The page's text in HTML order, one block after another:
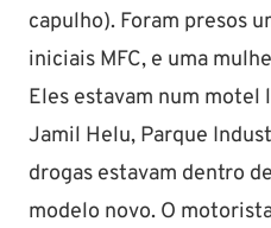
capulho). Foram presos
iniciais MFC, e uma
Eles estavam num motel
Jamil Helu, Parque
drogas estavam dentro
modelo novo. O